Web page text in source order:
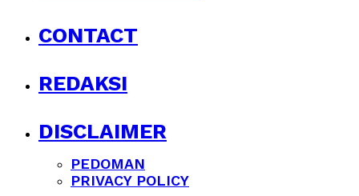
CONTACT
REDAKSI
DISCLAIMER
PEDOMAN
PRIVACY POLICY